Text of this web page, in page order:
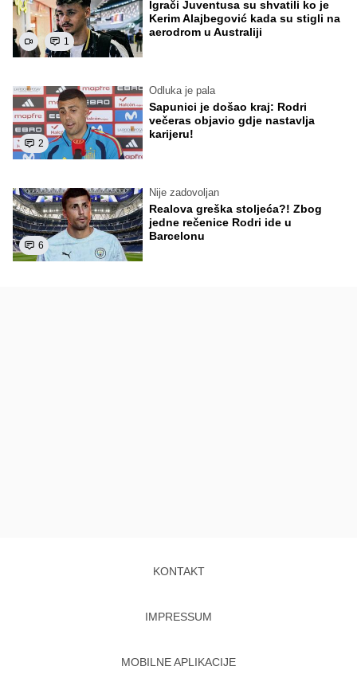
1
Igrači Juventusa su shvatili ko je
Kerim Alajbegović kada su stigli na
aerodrom u Australiji
2
Odluka je pala
Sapunici je došao kraj: Rodri
večeras objavio gdje nastavlja
karijeru!
6
Nije zadovoljan
Realova greška stoljeća?! Zbog
jedne rečenice Rodri ide u
Barcelonu
KONTAKT
IMPRESSUM
MOBILNE APLIKACIJE